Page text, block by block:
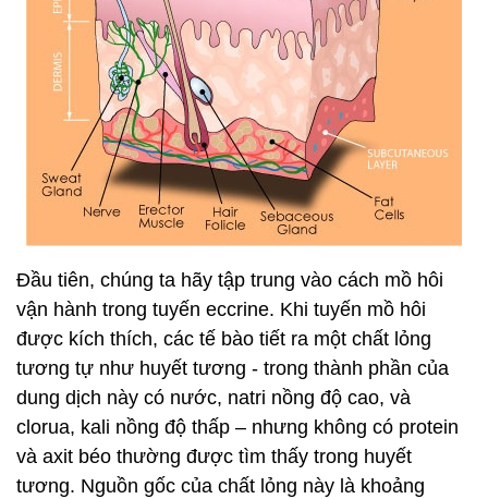
Đầu tiên, chúng ta hãy tập trung vào cách mồ hôi
vận hành trong tuyến eccrine. Khi tuyến mồ hôi
được kích thích, các tế bào tiết ra một chất lỏng
tương tự như huyết tương - trong thành phần của
dung dịch này có nước, natri nồng độ cao, và
clorua, kali nồng độ thấp – nhưng không có protein
và axit béo thường được tìm thấy trong huyết
tương. Nguồn gốc của chất lỏng này là khoảng